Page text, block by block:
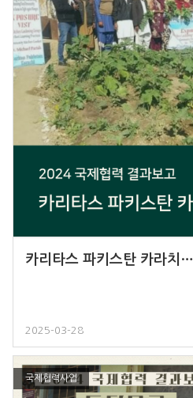
카리타스 파키스탄 카라치…
2025-03-28
국제협력사업